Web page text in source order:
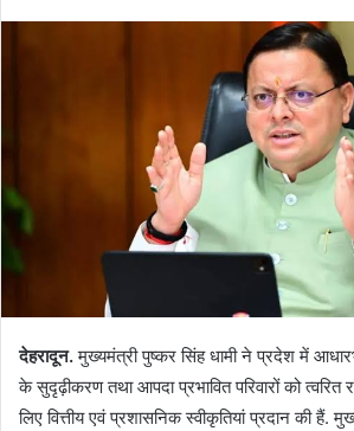
देहरादून.मुख्यमंत्री पुष्कर सिंह धामी ने प्रदेश में
के सुदृढ़ीकरण तथा आपदा प्रभावित परिवारों को
लिए वित्तीय एवं प्रशासनिक स्वीकृतियां प्रदान की हैं.